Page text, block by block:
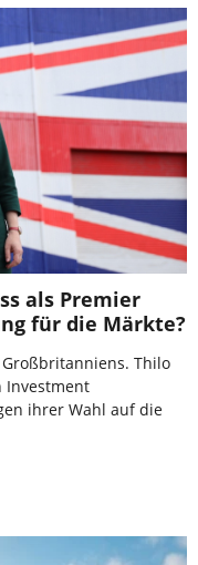
als Premier
für die Märkte?
Thilo
Investment
ihrer Wahl auf die